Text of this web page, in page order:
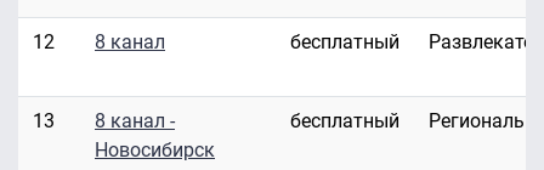
12 8 канал бесплатный
13
8 канал -
Новосибирск
бесплатный